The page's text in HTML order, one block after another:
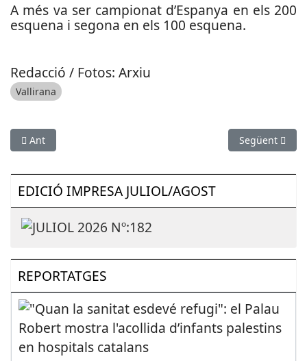
A més va ser campionat d’Espanya en els 200
esquena i segona en els 100 esquena.
Redacció / Fotos: Arxiu
Vallirana
Article anterior: El nou Complex Esportiu de Can Roca
Ant Article
Següent
EDICIÓ IMPRESA JULIOL/AGOST
REPORTATGES